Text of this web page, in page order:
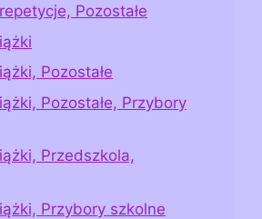
Pozostałe
Pozostałe
Pozostałe, Przybory
Przedszkola,
Przybory szkolne